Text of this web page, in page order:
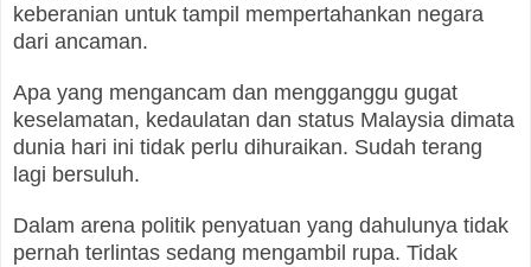
keberanian untuk tampil mempertahankan negara
dari ancaman.
Apa yang mengancam dan mengganggu gugat
keselamatan, kedaulatan dan status Malaysia dimata
dunia hari ini tidak perlu dihuraikan. Sudah terang
lagi bersuluh.
Dalam arena politik penyatuan yang dahulunya tidak
pernah terlintas sedang mengambil rupa. Tidak